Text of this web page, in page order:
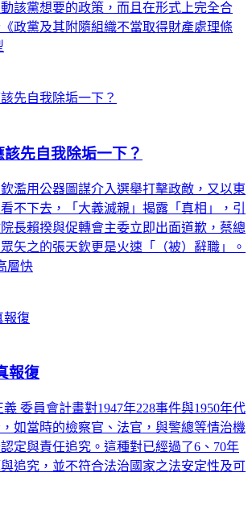
該黨想要的政策，而且在形式上完全合
政黨及其附隨組織不當取得財產處理條
先自我除垢一下？
濫用公器圖謀介入選舉打擊政敵，又以東
不下去，「大義滅親」揭露「真相」，引
長賴揆與促轉會主委立即出面道歉，蔡總
矢之的張天欽更是火速「（被）辭職」。
層快
報復
委員會計畫對1947年228事件與1950年代
如當時的檢察官、法官，與警總等情治機
定與責任追究。這種對已經過了6、70年
追究，並不符合法治國家之法安定性及可